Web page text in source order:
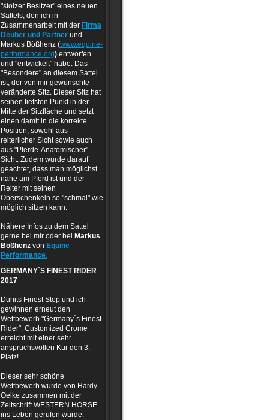
"stolzer Besitzer" eines neuen
Sattels, den ich in
Zusammenarbeit mit der Firma
Deuber und Partner und
Markus Bößhenz (www.equine-
performance.org) entworfen
und "entwickelt" habe. Das
"Besondere" an diesem Sattel
ist, der von mir gewünschte
veränderte Sitz. Dieser Sitz hat
seinen tiefsten Punkt in der
Mitte der Sitzfläche und setzt
einen damit in die korrekte
Position, sowohl aus
reiterlicher Sicht sowie auch
aus "Pferde-Anatomischer"
Sicht. Zudem wurde darauf
geachtet, dass man möglichst
nahe am Pferd ist und der
Reiter mit seinen
Oberschenkeln so "schmal" wie
möglich sitzen kann.
Nähere Infos zu dem Sattel
gerne bei mir oder bei Markus
Bößhenz von Equine
Performance.
GERMANY´S FINEST RIDER
2017
Dunits Finest Stop und ich
gewinnen erneut den
Wettbewerb "Germany´s Finest
Rider". Customized Crome
erreicht mit einer sehr
anspruchsvollen Kür den 3.
Platz!
Dieser sehr schöne
Wettbewerb wurde von Hardy
Oelke zusammen mit der
Zeitschrift WESTERN HORSE
ins Leben gerufen wurde.